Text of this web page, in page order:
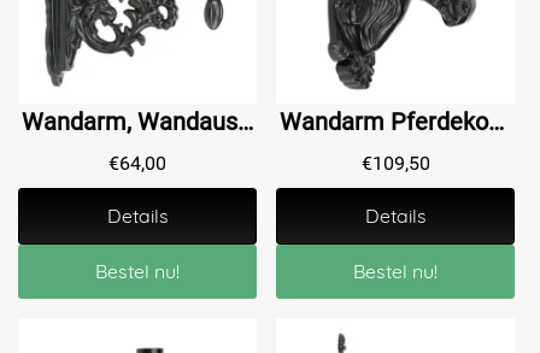
Wandarm, Wandausleger aus Aluminium für Außenbeleuchtung, grün oder schwarz
€64,00
Details
Bestel nu!
Wandarm Pferdekopf für Lampe - Alu - Schwarz
€109,50
Details
Bestel nu!